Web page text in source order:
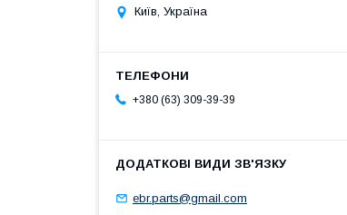
Київ, Україна
+380 (63) 309-39-39
ebr.parts@gmail.com